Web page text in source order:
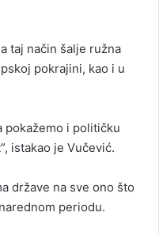
taj način šalje ružna
pokrajini, kao i u
pokažemo i političku
istakao je Vučević.
države na sve ono što
periodu.